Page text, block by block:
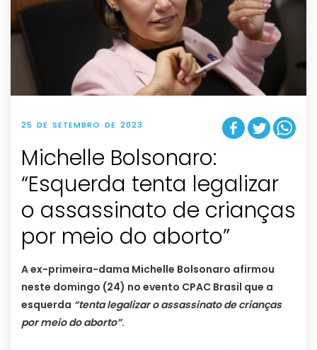
25 DE SETEMBRO DE 2023
Michelle Bolsonaro:
“Esquerda tenta legalizar
o assassinato de crianças
por meio do aborto”
A ex-primeira-dama Michelle Bolsonaro afirmou
neste domingo (24) no evento CPAC Brasil que a
esquerda “tenta legalizar o assassinato de crianças
por meio do aborto”.